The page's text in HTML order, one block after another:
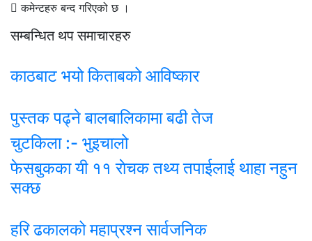
कमेन्टहरु बन्द गरिएको छ ।
सम्बन्धित थप समाचारहरु
काठबाट भयो किताबको आविष्कार
पुस्तक पढ्ने बालबालिकामा बढी तेज
चुटकिला :- भुइचालो
फेसबुकका यी ११ राेचक तथ्य तपाईलाई थाहा नहुन
सक्छ
हरि ढकालको महाप्रश्न सार्वजनिक